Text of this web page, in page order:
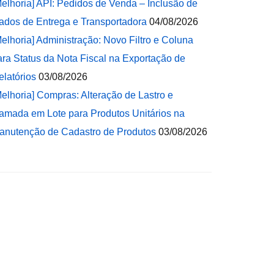
API: Pedidos de Venda – Inclusão de
de Entrega e Transportadora 04/08/2026
Administração: Novo Filtro e Coluna
Status da Nota Fiscal na Exportação de
03/08/2026
Compras: Alteração de Lastro e
em Lote para Produtos Unitários na
de Cadastro de Produtos 03/08/2026